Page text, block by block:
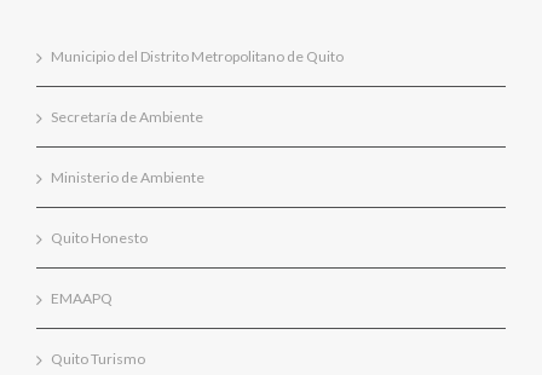
Municipio del Distrito Metropolitano de Quito
Secretaría de Ambiente
Ministerio de Ambiente
Quito Honesto
EMAAPQ
Quito Turismo